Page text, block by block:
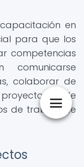
en
para que los
competencias
colaborar de
de
de trabajo de